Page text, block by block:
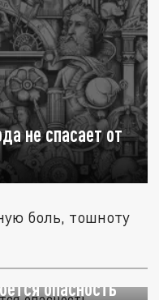
не спасает от
боль, тошноту
опасность